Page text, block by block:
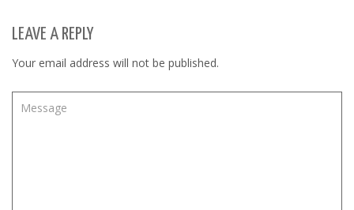
LEAVE A REPLY
Your email address will not be published.